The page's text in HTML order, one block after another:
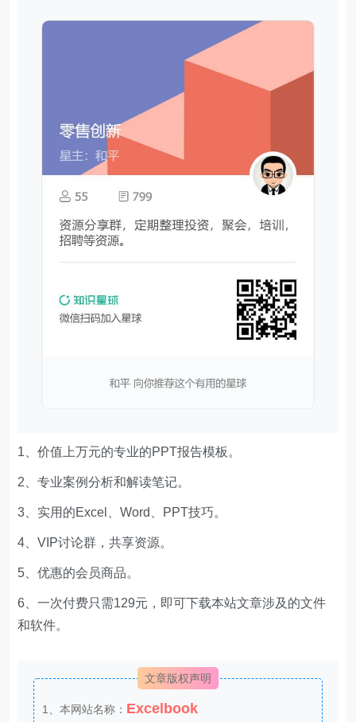
1、价值上万元的专业的PPT报告模板。
2、专业案例分析和解读笔记。
3、实用的Excel、Word、PPT技巧。
4、VIP讨论群，共享资源。
5、优惠的会员商品。
6、一次付费只需129元，即可下载本站文章涉及的文件
和软件。
文章版权声明
1、本网站名称： Excelbook